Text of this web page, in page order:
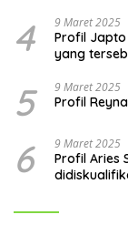
4 9 Maret 2025
Profil Japto
yang
5 9 Maret 2025
Profil
6 9 Maret 2025
Profil Aries